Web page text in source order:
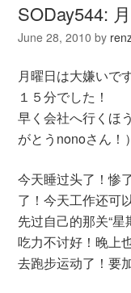
SODay544:
June 28, 2010 by
月曜日は大嫌いで
１５分でした！
早く会社へ行くほ
がとうnonoさん！）
今天睡过头了！惨
了！今天工作还可
先过自己的那关“
吃力不讨好！晚上
去跑步运动了！要